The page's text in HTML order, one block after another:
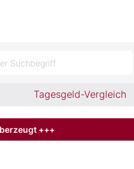
Suchbegriff
Tagesgeld-Vergleich
+++